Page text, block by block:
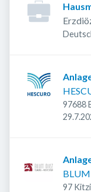
97688
97